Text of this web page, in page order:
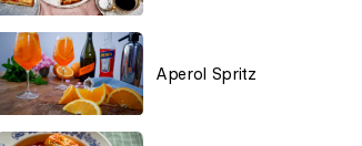
Aperol Spritz